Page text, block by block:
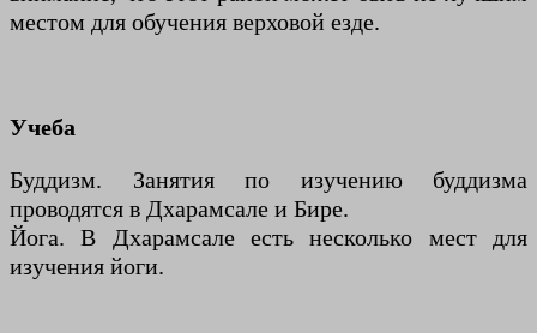
местом для обучения верховой езде.
Учеба
Буддизм. Занятия по изучению буддизма
проводятся в Дхарамсале и Бире.
Йога. В Дхарамсале есть несколько мест для
изучения йоги.